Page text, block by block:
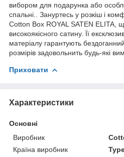
вибором для подарунка або
спальні.. Зануртесь у розкіш і
Cotton Box ROYAL SATEN ELITA,
високоякісного сатину. Її
матеріалу гарантують
розмірів задовольнить будь-які
Приховати
Характеристики
Основні
Виробник
Країна виробник